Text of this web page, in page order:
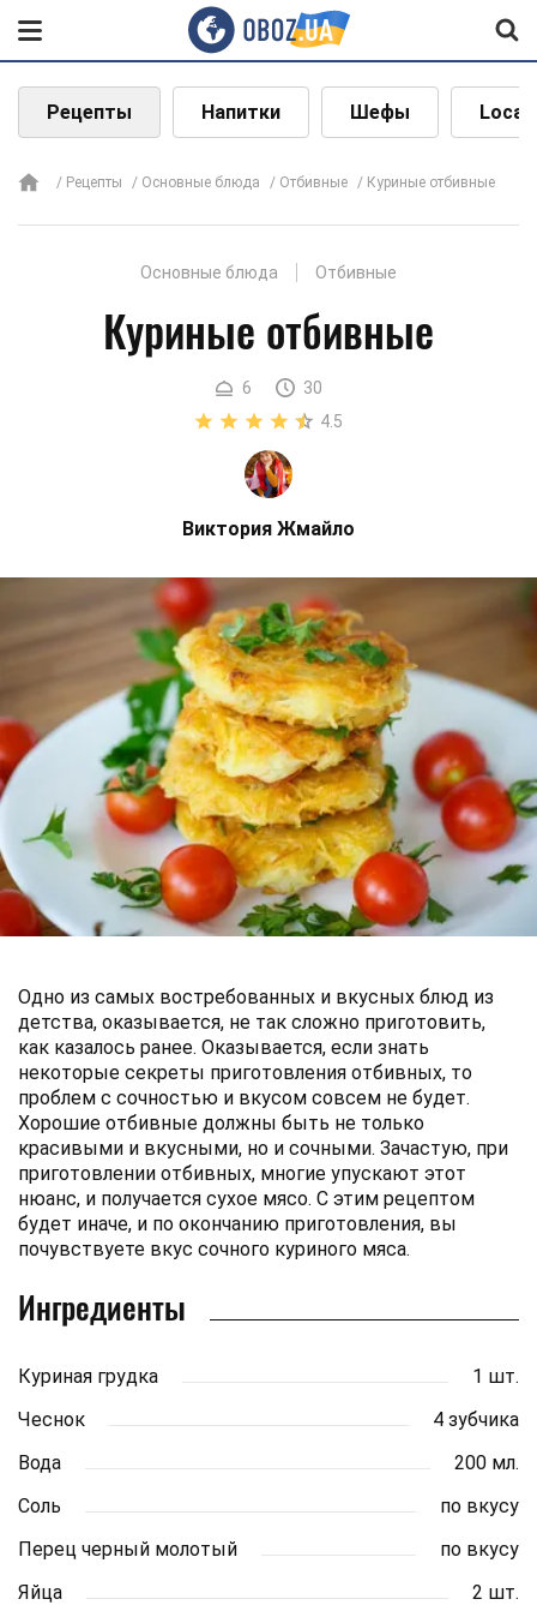
Рецепты Напитки Шефы Local
Рецепты Основные блюда Отбивные Куриные отбивные
Основные блюда Отбивные
Куриные отбивные
6
30
4.5
Виктория Жмайло
Одно из самых востребованных и вкусных блюд из
детства, оказывается, не так сложно приготовить,
как казалось ранее. Оказывается, если знать
некоторые секреты приготовления отбивных, то
проблем с сочностью и вкусом совсем не будет.
Хорошие отбивные должны быть не только
красивыми и вкусными, но и сочными. Зачастую, при
приготовлении отбивных, многие упускают этот
нюанс, и получается сухое мясо. С этим рецептом
будет иначе, и по окончанию приготовления, вы
почувствуете вкус сочного куриного мяса.
Ингредиенты
Куриная грудка
1 шт.
Чеснок
4 зубчика
Вода
200 мл.
Соль
по вкусу
Перец черный молотый
по вкусу
Яйца
2 шт.